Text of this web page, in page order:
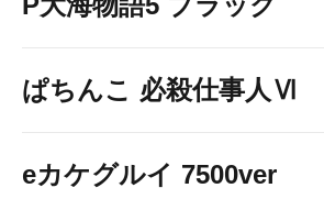
ぱちんこ 必殺仕事人Ⅵ
eカケグルイ 7500ver